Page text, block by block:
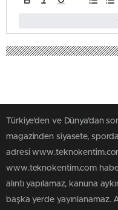
Türkiye'den ve Dünya’dan
magazinden siyasete,
adresi
www.teknokentim.com
alıntı yapılamaz, kanuna
başka yerde yayınlanamaz.